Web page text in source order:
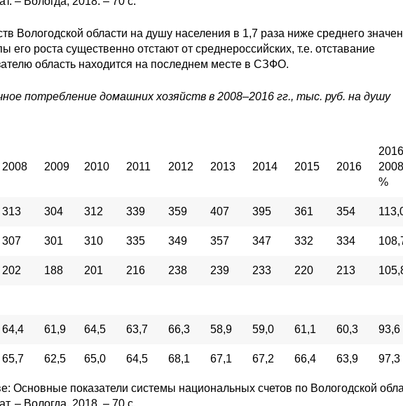
Вологодской области на душу населения в 1,7 раза ниже среднего
его роста существенно отстают от среднероссийских, т.е. отставание
область находится на последнем месте в СЗФО.
потребление домашних хозяйств в 2008–2016 гг., тыс. руб. на душу
2008 2009 2010 2011 2012 2013 2014 2015 2016
2008
%
313 304 312 339 359 407 395 361 354
307 301 310 335 349 357 347 332 334
202 188 201 216 238 239 233 220 213
64,4 61,9 64,5 63,7 66,3 58,9 59,0 61,1 60,3 93,6
65,7 62,5 65,0 64,5 68,1 67,1 67,2 66,4 63,9 97,3
Основные показатели системы национальных счетов по Вологодской
– Вологда, 2018. – 70 c.